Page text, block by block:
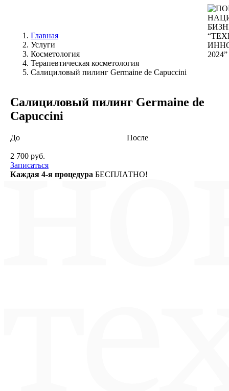
Главная
Услуги
Косметология
Терапевтическая косметология
Салициловый пилинг Germaine de Capuccini
Салициловый пилинг Germaine de
Capuccini
2 700 руб.
Записаться
Каждая 4-я процедура БЕСПЛАТНО!
До После